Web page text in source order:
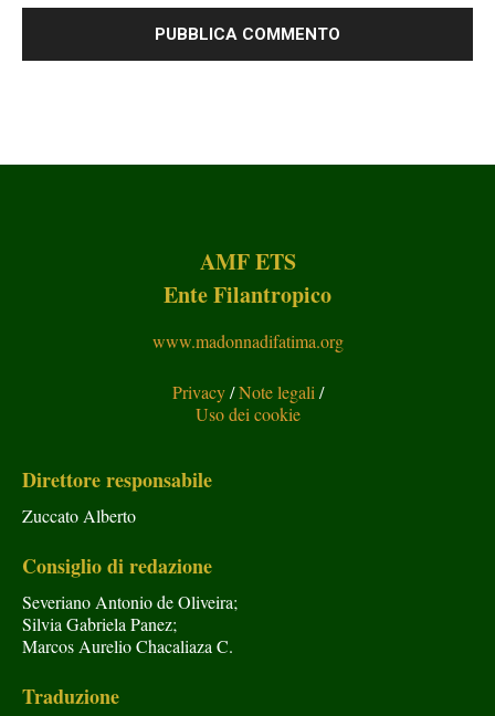
AMF ETS
Ente Filantropico
www.madonnadifatima.org
Privacy/Note legali /
Uso dei cookie
Direttore responsabile
Zuccato Alberto
Consiglio di redazione
Severiano Antonio de Oliveira;
Silvia Gabriela Panez;
Marcos Aurelio Chacaliaza C.
Traduzione